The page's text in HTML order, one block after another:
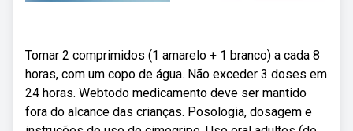
Tomar 2 comprimidos (1 amarelo + 1 branco) a cada 8
horas, com um copo de água. Não exceder 3 doses em
24 horas. Webtodo medicamento deve ser mantido
fora do alcance das crianças. Posologia, dosagem e